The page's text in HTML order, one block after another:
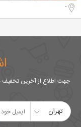
-
جهت اطلاع از آخرین تخفیف
تهران